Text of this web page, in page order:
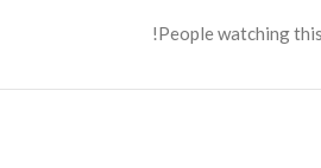
People watching